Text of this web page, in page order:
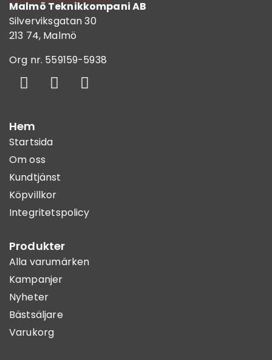
Malmö Teknikkompani AB
Silverviksgatan 30
213 74, Malmö
Org nr. 559159-5938
Hem
Startsida
Om oss
Kundtjänst
Köpvillkor
Integritetspolicy
Produkter
Alla varumärken
Kampanjer
Nyheter
Bästsäljare
Varukorg